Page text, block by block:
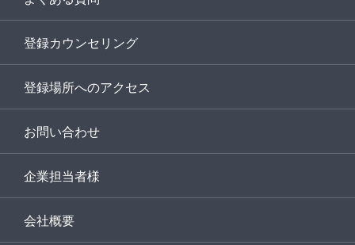
登録カウンセリング
登録場所へのアクセス
お問い合わせ
企業担当者様
会社概要